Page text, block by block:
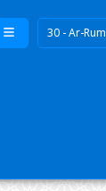
30 - Ar-Rum